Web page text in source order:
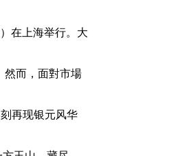
在上海举行。大
而，面對市場
再现银元风华